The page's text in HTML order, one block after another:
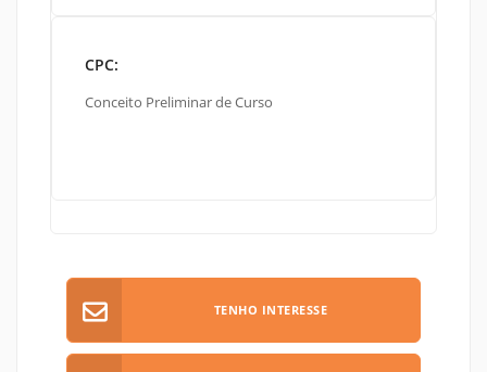
CPC:
Conceito Preliminar de Curso
TENHO INTERESSE